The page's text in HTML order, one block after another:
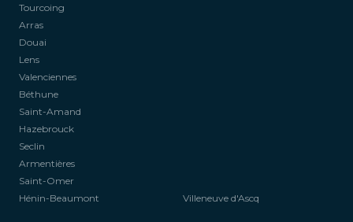
Tourcoing
Arras
Douai
Lens
Valenciennes
Béthune
Saint-Amand
Hazebrouck
Seclin
Armentières
Saint-Omer
Hénin-Beaumont
Villeneuve d'Ascq